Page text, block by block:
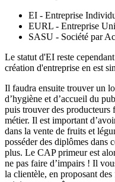
EI - Entreprise
EURL - Entreprise
SASU - Société par
Le statut d'EI reste
création d'entreprise en est
Il faudra ensuite trouver un
d’hygiène et d’accueil du
puis trouver des
métier. Il est important
dans la vente de fruits et
posséder des diplômes dans
plus. Le CAP primeur est
ne pas faire d’impairs ! Il
la clientèle, en proposant